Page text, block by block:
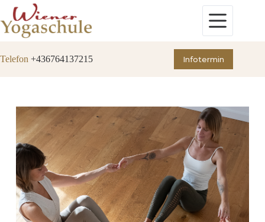
Zum
Inhalt
springen
Telefon +436764137215 Infotermin